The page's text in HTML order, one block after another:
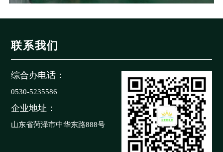
联系我们
综合办电话：
0530-5235586
企业地址：
山东省菏泽市中华东路888号